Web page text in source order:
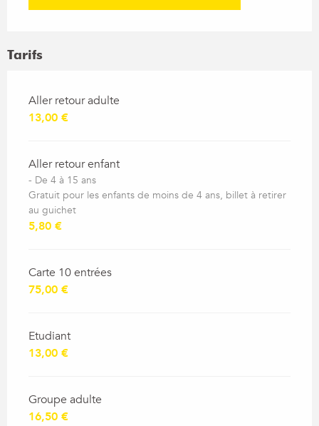
Tarifs
Tarifs 2026
Aller retour adulte
13,00 €
Aller retour enfant
- De 4 à 15 ans
Gratuit pour les enfants de moins de 4 ans, billet à retirer
au guichet
5,80 €
Carte 10 entrées
75,00 €
Etudiant
13,00 €
Groupe adulte
16,50 €